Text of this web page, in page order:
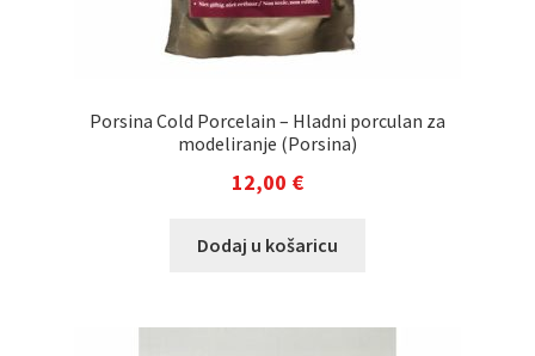
Porsina Cold Porcelain – Hladni porculan za
modeliranje (Porsina)
12,00 €
Dodaj u košaricu